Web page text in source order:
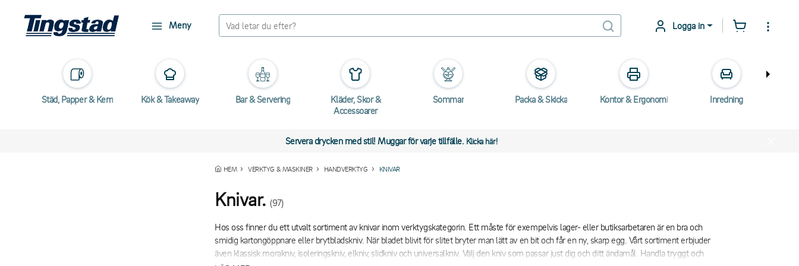
Meny Logga in
Städ, Papper & Kem Kök & Takeaway Bar & Servering
Kläder, Skor &
Accessoarer
Sommar Packa & Skicka Kontor & Ergonomi Inredning
Servera drycken med stil! Muggar för varje tillfälle. Klicka här!
HEM VERKTYG & MASKINER HANDVERKTYG KNIVAR
Knivar. (97)
Hos oss finner du ett utvalt sortiment av knivar inom verktygskategorin. Ett måste för exempelvis lager- eller butiksarbetaren är en bra och
smidig kartongöppnare eller brytbladskniv. När bladet blivit för slitet bryter man lätt av en bit och får en ny, skarp egg. Vårt sortiment erbjuder
även klassisk morakniv, isoleringskniv, elkniv, slidkniv och universalkniv. Välj den kniv som passar just dig och ditt ändamål. Handla tryggt och